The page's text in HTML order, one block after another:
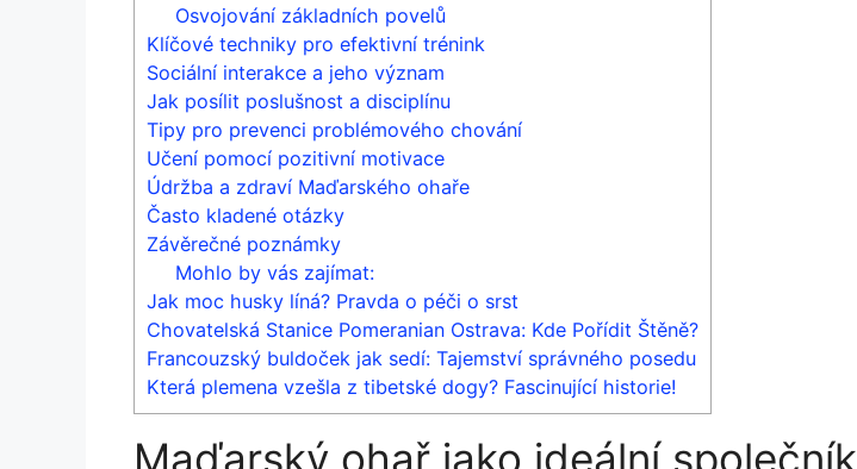
Osvojování základních povelů
Klíčové techniky pro efektivní trénink
Sociální interakce a jeho význam
Jak posílit poslušnost a disciplínu
Tipy pro prevenci problémového chování
Učení pomocí pozitivní motivace
Údržba a zdraví Maďarského ohaře
Často kladené otázky
Závěrečné poznámky
Mohlo by vás zajímat:
Jak moc husky líná? Pravda o péči o srst
Chovatelská Stanice Pomeranian Ostrava: Kde Pořídit Štěně?
Francouzský buldoček jak sedí: Tajemství správného posedu
Která plemena vzešla z tibetské dogy? Fascinující historie!
Maďarský ohař jako ideální společník